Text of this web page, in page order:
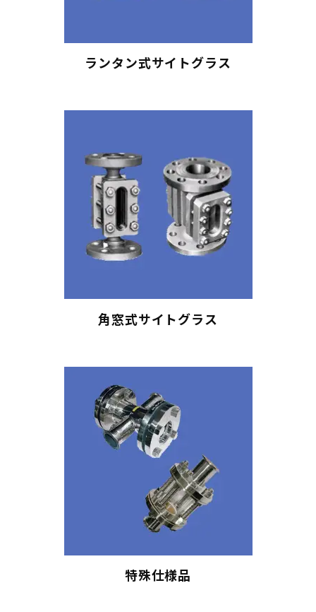
ランタン式サイトグラス
角窓式サイトグラス
特殊仕様品